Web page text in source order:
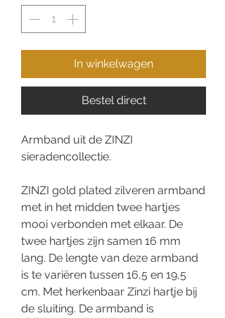
In winkelwagen
Bestel direct
Armband uit de ZINZI
sieradencollectie.
ZINZI gold plated zilveren armband
met in het midden twee hartjes
mooi verbonden met elkaar. De
twee hartjes zijn samen 16 mm
lang. De lengte van deze armband
is te variëren tussen 16,5 en 19,5
cm. Met herkenbaar Zinzi hartje bij
de sluiting. De armband is